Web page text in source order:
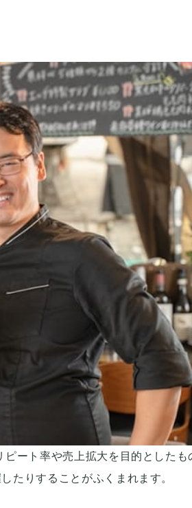
ート率や売上拡大を目的としたも
たりすることがふくまれます。